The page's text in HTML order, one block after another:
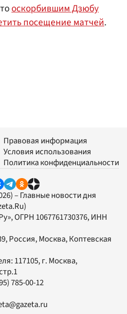
оскорбившим Дзюбу
посещение матчей.
Правовая информация
Условия использования
Политика конфиденциальности
– Главные новости дня
, ОГРН 1067761730376, ИНН
Россия, Москва, Коптевская
117105, г. Москва,
785-00-12